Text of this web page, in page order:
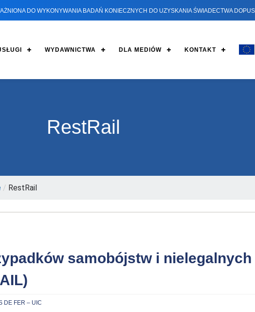
DO WYKONYWANIA BADAŃ KONIECZNYCH DO UZYSKANIA ŚWIADECTWA
WYDAWNICTWA DLA MEDIÓW KONTAKT
RestRail
/ RestRail
samobójstw i
DE FER – UIC